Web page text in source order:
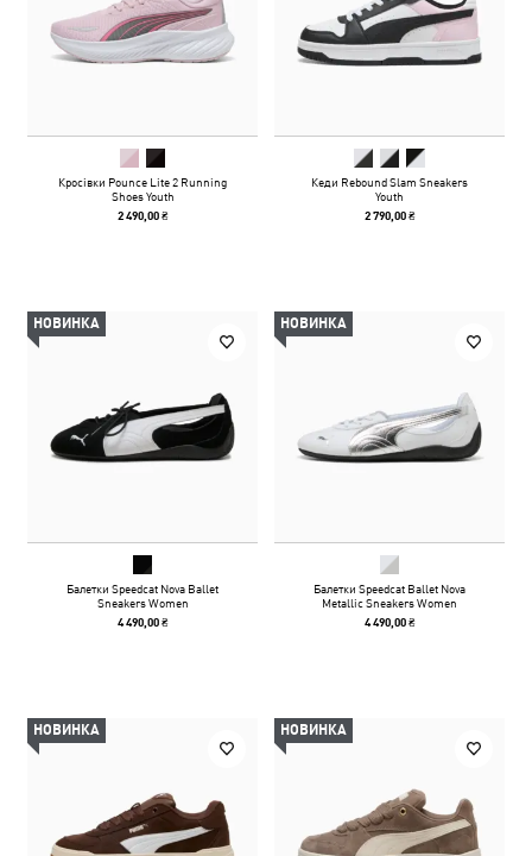
Кросівки Pounce Lite 2 Running
Shoes Youth
2 490,00 ₴
Кеди Rebound Slam Sneakers
Youth
2 790,00 ₴
НОВИНКА
Балетки Speedcat Nova Ballet
Sneakers Women
4 490,00 ₴
НОВИНКА
Балетки Speedcat Ballet Nova
Metallic Sneakers Women
4 490,00 ₴
НОВИНКА НОВИНКА